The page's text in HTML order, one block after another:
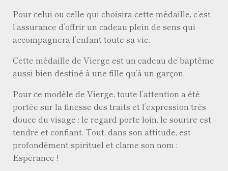
Pour celui ou celle qui choisira cette médaille, c’est
l’assurance d’offrir un cadeau plein de sens qui
accompagnera l’enfant toute sa vie.
Cette médaille de Vierge est un cadeau de baptême
aussi bien destiné à une fille qu’à un garçon.
Pour ce modèle de Vierge, toute l’attention a été
portée sur la finesse des traits et l’expression très
douce du visage : le regard porte loin, le sourire est
tendre et confiant. Tout, dans son attitude, est
profondément spirituel et clame son nom :
Espérance !